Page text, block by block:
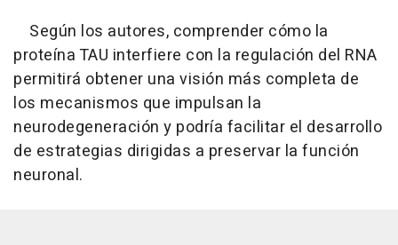
Según los autores, comprender cómo la
proteína TAU interfiere con la regulación del RNA
permitirá obtener una visión más completa de
los mecanismos que impulsan la
neurodegeneración y podría facilitar el desarrollo
de estrategias dirigidas a preservar la función
neuronal.